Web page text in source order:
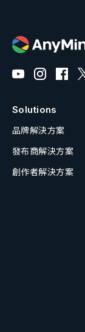
Solutions
品牌解決方案
發布商解決方案
創作者解決方案